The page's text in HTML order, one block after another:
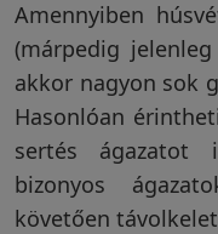
Amennyiben
(márpedig
akkor nagyon sok
Hasonlóan
sertés ágazatot
bizonyos
követően